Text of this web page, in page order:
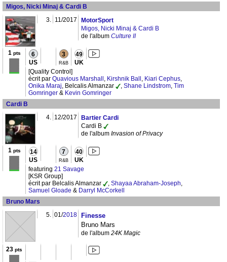
Migos, Nicki Minaj & Cardi B
3. 11/2017
MotorSport
Migos, Nicki Minaj & Cardi B
de l'album Culture II
1 pts 6
US
3
R&B
49
UK
[Quality Control]
écrit par Quavious Marshall , Kirshnik Ball , Kiari Cephus,
Onika Maraj, Belcalis Almanzar , Shane Lindstrom, Tim
Gomringer & Kevin Gomringer
Cardi B
4. 12/2017
Bartier Cardi
Cardi B
de l'album Invasion of Privacy
1 pts 14
US
7
R&B
40
UK
featuring 21 Savage
[KSR Group]
écrit par Belcalis Almanzar
, Shayaa Abraham-Joseph,
Samuel Gloade & Darryl McCorkell
Bruno Mars
5. 01/2018
Finesse
Bruno Mars
de l'album 24K Magic
23 pts